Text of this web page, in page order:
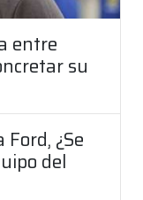
entre
su
¿Se
del